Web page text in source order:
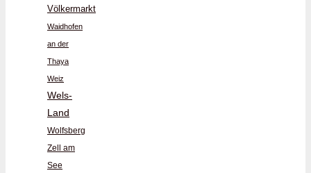
Völkermarkt
Waidhofen
an der
Thaya
Weiz
Wels-
Land
Wolfsberg
Zell am
See